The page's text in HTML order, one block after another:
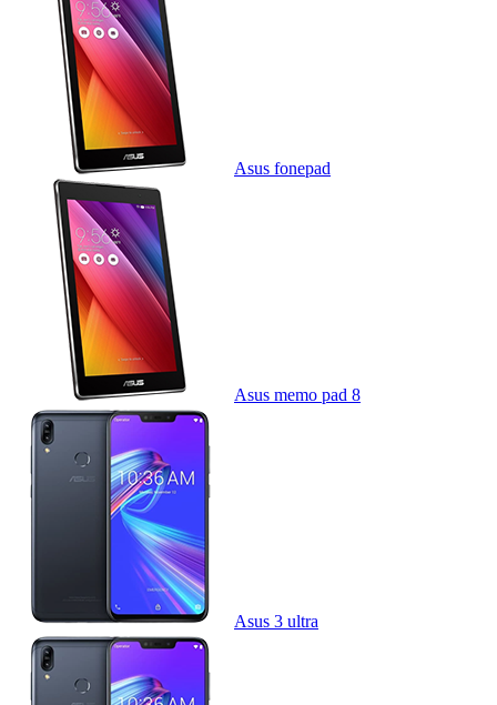
Asus fonepad
Asus memo pad 8
Asus 3 ultra